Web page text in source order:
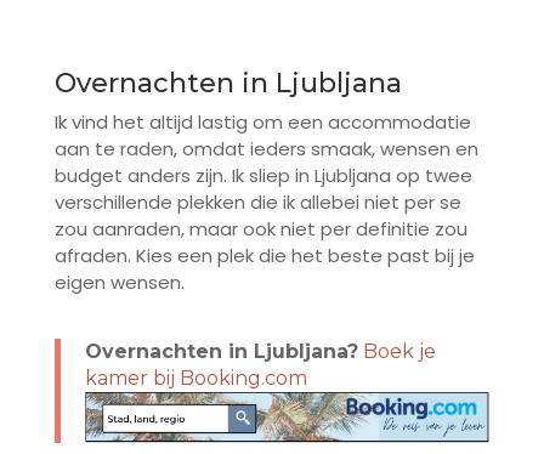
Overnachten in Ljubljana
Ik vind het altijd lastig om een accommodatie
aan te raden, omdat ieders smaak, wensen en
budget anders zijn. Ik sliep in Ljubljana op twee
verschillende plekken die ik allebei niet per se
zou aanraden, maar ook niet per definitie zou
afraden. Kies een plek die het beste past bij je
eigen wensen.
Overnachten in Ljubljana? Boek je
kamer bij Booking.com